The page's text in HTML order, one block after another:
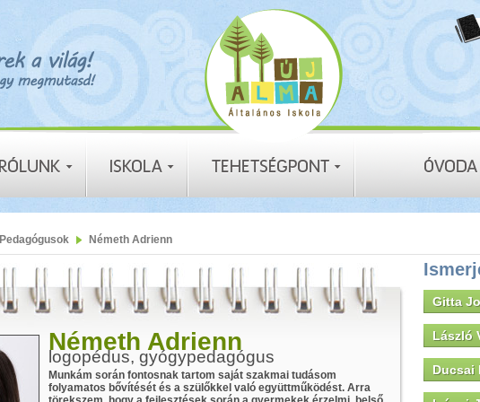
Pedagógusok Németh Adrienn
Németh Adrienn
logopédus, gyógypedagógus
Munkám során fontosnak tartom saját szakmai tudásom
folyamatos bővítését és a szülőkkel való együttműködést. Arra
Gitta
László
Ducsai